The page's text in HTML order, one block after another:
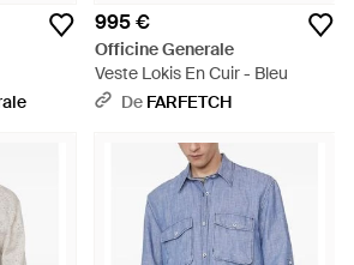
995 €
Officine Generale
Veste Lokis En Cuir - Bleu
De FARFETCH